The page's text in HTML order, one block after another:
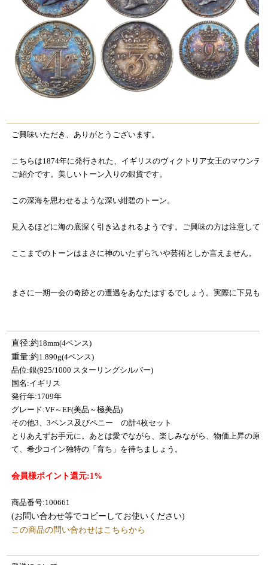
ご興味いただき、ありがとうございます。
こちらは1874年に発行された、イギリスのヴィクトリア女王のマウンデ
ご紹介です。美しいトーン入りの銀貨です。
この深海を思わせるような深い紺碧のトーン。
見入るほどに海の底深く引き込まれるようです。ご興味の方は注意して
ここまでのトーンはまさに神のいたずら?いや芸術としか言えません。
まさに一期一会の奇跡との遭遇をあなたはするでしょう。実際に下見も
直径:約18mm(4ペンス)
重量:約1.890g(4ペンス)
品位:銀(925/1000 スターリングシルバー)
国名:イギリス
発行年:1709年
グレード:VF～EF(美品～極美品)
その他3、3ペンス及びペニー の計4枚セット
とりあえずお手元に。あとは愛でながら、楽しみながら、物価上昇の原
て、希少コイン独特の「育ち」を待ちましょう。
会員様ポイント還元:1%
商品番号:100661
(お問い合わせ等でコピーしてお使いください)
この商品の問い合わせはこちらから